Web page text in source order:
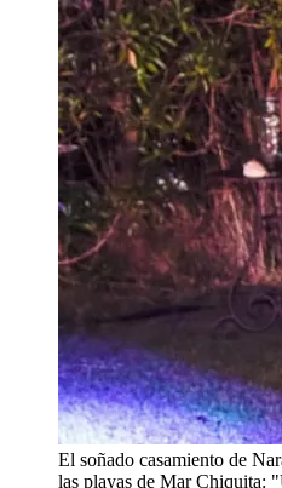
El soñado casamiento de
las playas de Mar Chiquita: